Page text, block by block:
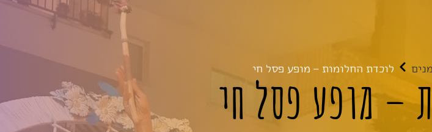
לוכדת החלומות – מופע פסל חי
– מופע פסל חי